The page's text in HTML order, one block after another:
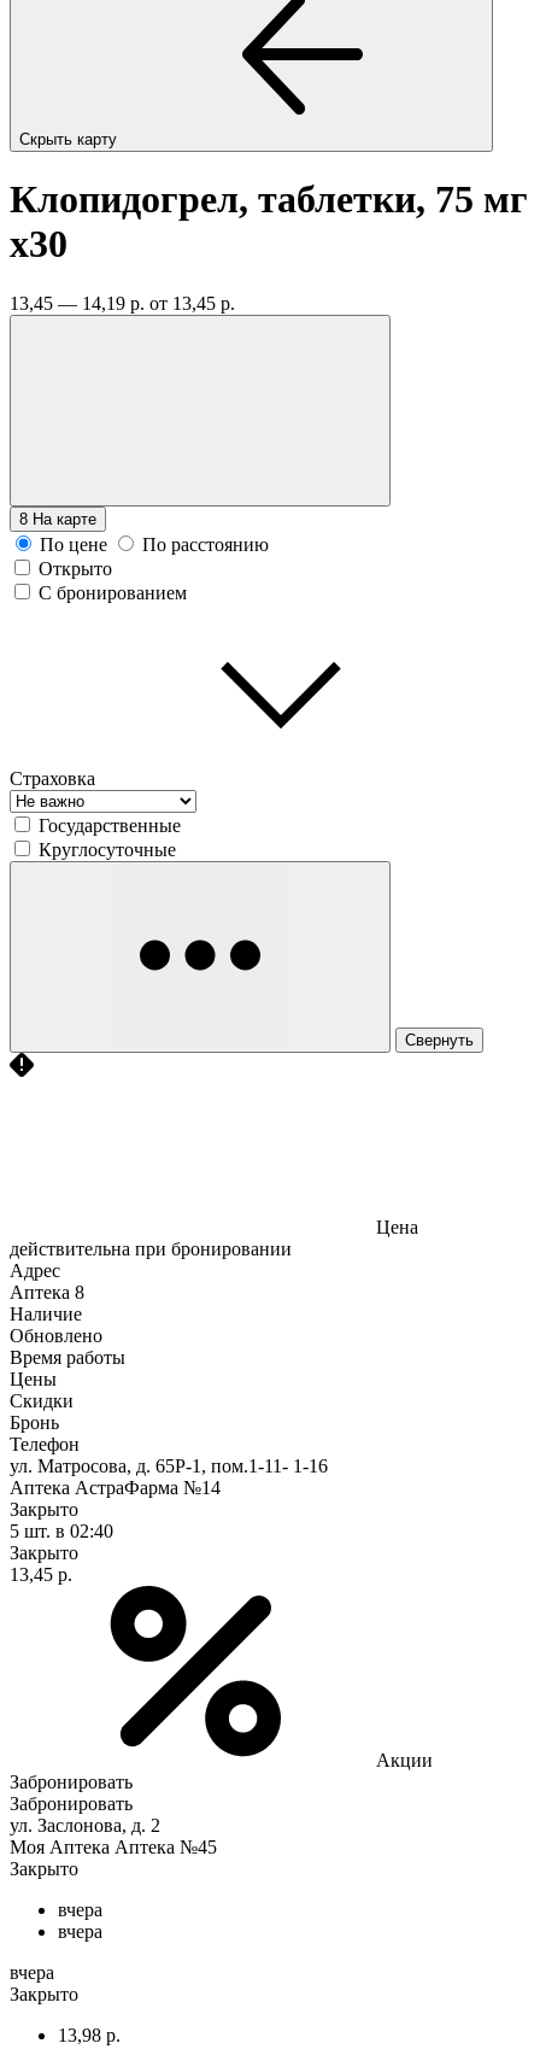
Скрыть карту
Клопидогрел, таблетки, 75 мг
x30
13,45 — 14,19 р. от 13,45 р.
8 На карте
По цене
По расстоянию
Открыто
С бронированием
Страховка
Государственные
Круглосуточные
Свернуть
Цена
действительна при бронировании
Адрес
Аптека 8
Наличие
Обновлено
Время работы
Цены
Скидки
Бронь
Телефон
ул. Матросова, д. 65Р-1, пом.1-11- 1-16
Аптека АстраФарма №14
Закрыто
5 шт. в 02:40
Закрыто
13,45 р.
Акции
Забронировать
Забронировать
ул. Заслонова, д. 2
Моя Аптека Аптека №45
Закрыто
вчера
вчера
вчера
Закрыто
13,98 р.